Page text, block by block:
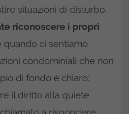
situazioni di disturbo,
riconoscere i propri
quando ci sentiamo
condominiali che non
di fondo è chiaro:
il diritto alla quiete